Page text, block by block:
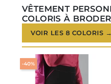
VÊTEMENT
COLORIS À
VOIR LES 8 COLORIS →
-40%